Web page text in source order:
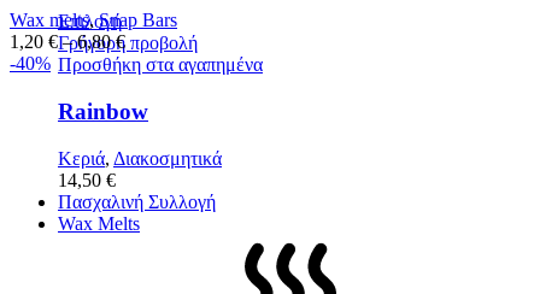
Επιλογή
Γρήγορη προβολή
Προσθήκη στα αγαπημένα
Rainbow
Κεριά, Διακοσμητικά
14,50 €
Πασχαλινή Συλλογή
Wax Melts
Wax melts,Snap Bars
1,20 €–6,80€
-40%